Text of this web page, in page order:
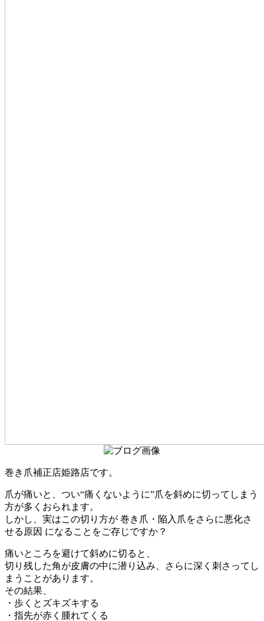
巻き爪補正店姫路店です。
爪が痛いと、つい“痛くないように”爪を斜めに切ってしまう
方が多くおられます。
しかし、実はこの切り方が 巻き爪・陥入爪をさらに悪化さ
せる原因 になることをご存じですか？
痛いところを避けて斜めに切ると、
切り残した角が皮膚の中に潜り込み、さらに深く刺さってし
まうことがあります。
その結果、
・歩くとズキズキする
・指先が赤く腫れてくる